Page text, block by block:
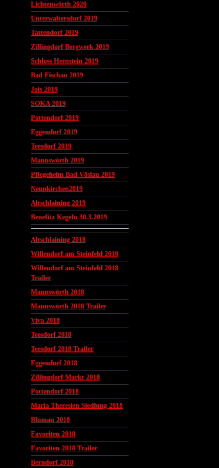
Lichtenwörth 2020
Unterwaltersdorf 2019
Tattendorf 2019
Zillingdorf Bergwerk 2019
Schloss Hernstein 2019
Bad Fischau 2019
Jois 2019
SOKA 2019
Pottendorf 2019
Eggendorf 2019
Teesdorf 2019
Mannswörth 2019
Pflegeheim Bad Vöslau 2019
Neunkirchen2019
Altschlaining 2019
Benefitz Kegeln 30.3.2019
Altschlaining 2018
Willendorf am Steinfeld 2018
Willendorf am Steinfeld 2018
Trailer
Mannswörth 2018
Mannswörth 2018 Trailer
Viva 2018
Teesdorf 2018
Teesdorf 2018 Trailer
Eggendorf 2018
Zillingdorf Markt 2018
Pottendorf 2018
Maria Theresien Siedlung 2018
Blumau 2018
Favoriten 2018
Favoriten 2018 Trailer
Berndorf 2018